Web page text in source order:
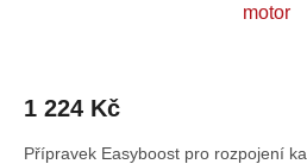
motor
1 224 Kč
Přípravek Easyboost pro rozpojení